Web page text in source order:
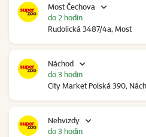
Most Čechova
Rudolická 3487/4a, Most
do 2 hodin
Náchod
City Market Polská 390,
do 3 hodin
Nehvizdy
do 3 hodin